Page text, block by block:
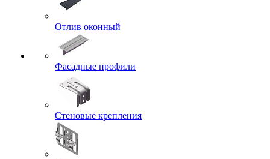
Отлив оконный
Фасадные профили
Стеновые крепления